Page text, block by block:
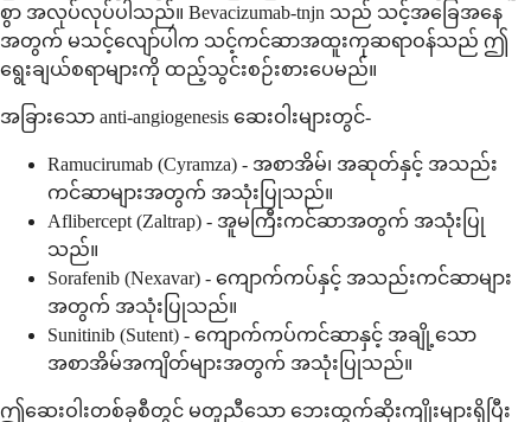
စွာ အလုပ်လုပ်ပါသည်။ Bevacizumab-tnjn သည် သင့်အခြေအနေ
အတွက် မသင့်လျော်ပါက သင့်ကင်ဆာအထူးကုဆရာဝန်သည် ဤ
ရွေးချယ်စရာများကို ထည့်သွင်းစဉ်းစားပေမည်။
အခြားသော anti-angiogenesis ဆေးဝါးများတွင်-
Ramucirumab (Cyramza) - အစာအိမ်၊ အဆုတ်နှင့် အသည်း
ကင်ဆာများအတွက် အသုံးပြုသည်။
Aflibercept (Zaltrap) - အူမကြီးကင်ဆာအတွက် အသုံးပြု
သည်။
Sorafenib (Nexavar) - ကျောက်ကပ်နှင့် အသည်းကင်ဆာများ
အတွက် အသုံးပြုသည်။
Sunitinib (Sutent) - ကျောက်ကပ်ကင်ဆာနှင့် အချို့သော
အစာအိမ်အကျိတ်များအတွက် အသုံးပြုသည်။
ဤဆေးဝါးတစ်ခုစီတွင် မတူညီသော ဘေးထွက်ဆိုးကျိုးများရှိပြီး